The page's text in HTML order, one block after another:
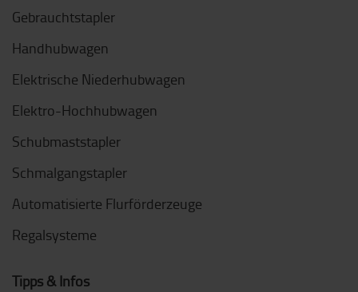
Gebrauchtstapler
Handhubwagen
Elektrische Niederhubwagen
Elektro-Hochhubwagen
Schubmaststapler
Schmalgangstapler
Automatisierte Flurförderzeuge
Regalsysteme
Tipps & Infos